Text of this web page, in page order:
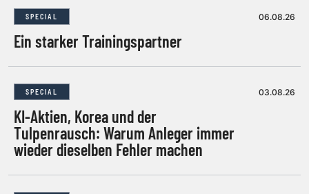
SPECIAL
Ein starker Trainingspartner
06.08.26
SPECIAL
KI-Aktien, Korea und der
Tulpenrausch: Warum Anleger immer
wieder dieselben Fehler machen
03.08.26